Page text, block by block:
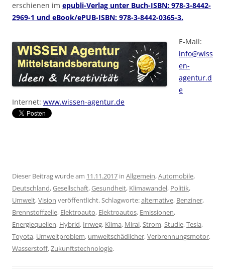
erschienen im epubli-Verlag unter Buch-ISBN: 978-3-8442-
2969-1 und eBook/ePUB-ISBN: 978-3-8442-0365-3.
E-Mail:
info@wiss
en-
agentur.d
e
Internet: www.wissen-agentur.de
Dieser Beitrag wurde am 11.11.2017 in Allgemein,Automobile,
Deutschland,Gesellschaft,Gesundheit, Klimawandel, Politik,
Umwelt,Vision veröffentlicht. Schlagworte:alternative, Benziner,
Brennstoffzelle, Elektroauto, Elektroautos, Emissionen,
Energiequellen, Hybrid, Irrweg, Klima, Mirai,Strom,Studie,Tesla,
Toyota, Umweltproblem, umweltschädlicher,Verbrennungsmotor,
Wasserstoff,Zukunftstechnologie.